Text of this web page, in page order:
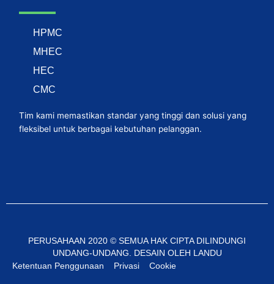
HPMC
MHEC
HEC
CMC
Tim kami memastikan standar yang tinggi dan solusi yang
fleksibel untuk berbagai kebutuhan pelanggan.
PERUSAHAAN 2020 © SEMUA HAK CIPTA DILINDUNGI
UNDANG-UNDANG. DESAIN OLEH LANDU
Ketentuan Penggunaan
Privasi Cookie